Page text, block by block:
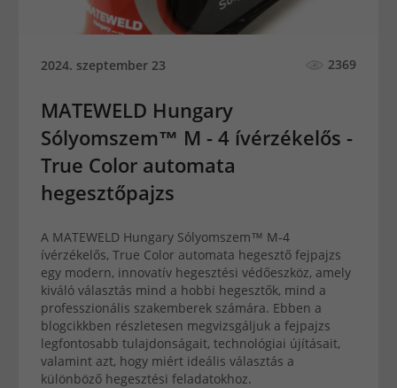
2024. szeptember 23 2369
MATEWELD Hungary
Sólyomszem™ M - 4 ívérzékelős -
True Color automata
hegesztőpajzs
A MATEWELD Hungary Sólyomszem™ M-4
ívérzékelős, True Color automata hegesztő fejpajzs
egy modern, innovatív hegesztési védőeszköz, amely
kiváló választás mind a hobbi hegesztők, mind a
professzionális szakemberek számára. Ebben a
blogcikkben részletesen megvizsgáljuk a fejpajzs
legfontosabb tulajdonságait, technológiai újításait,
valamint azt, hogy miért ideális választás a
különböző hegesztési feladatokhoz.